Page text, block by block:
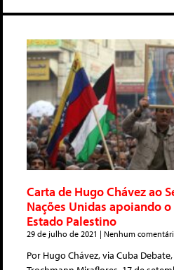
Carta de Hugo Chávez ao
Nações Unidas apoiando
Estado Palestino
29 de julho de 2021 Nenhum
Por Hugo Chávez, via Cuba